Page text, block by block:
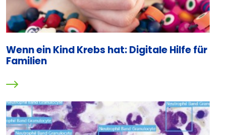
Wenn ein Kind Krebs hat: Digitale Hilfe für
Familien